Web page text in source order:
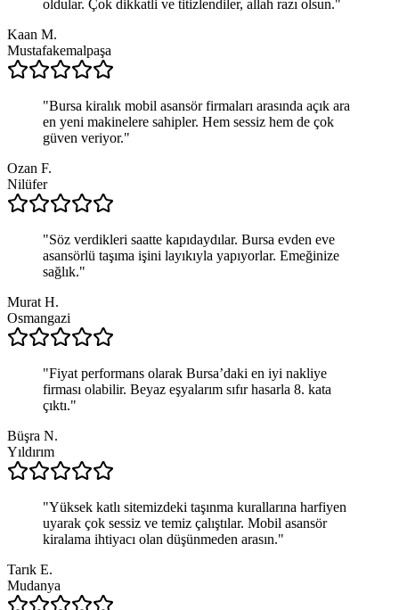
oldular. Çok dikkatli ve titizlendiler, allah razı olsun."
Kaan M.
Mustafakemalpaşa
"Bursa kiralık mobil asansör firmaları arasında açık ara
en yeni makinelere sahipler. Hem sessiz hem de çok
güven veriyor."
Ozan F.
Nilüfer
"Söz verdikleri saatte kapıdaydılar. Bursa evden eve
asansörlü taşıma işini layıkıyla yapıyorlar. Emeğinize
sağlık."
Murat H.
Osmangazi
"Fiyat performans olarak Bursa’daki en iyi nakliye
firması olabilir. Beyaz eşyalarım sıfır hasarla 8. kata
çıktı."
Büşra N.
Yıldırım
"Yüksek katlı sitemizdeki taşınma kurallarına harfiyen
uyarak çok sessiz ve temiz çalıştılar. Mobil asansör
kiralama ihtiyacı olan düşünmeden arasın."
Tarık E.
Mudanya